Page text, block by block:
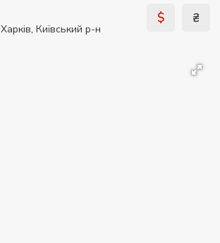
Харків, Київський р-н
$ ₴